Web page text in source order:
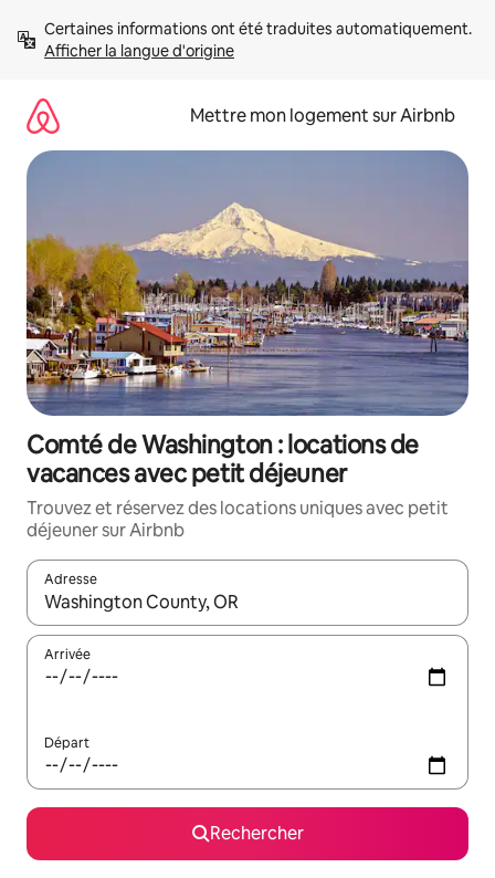
directement
Afficher la langue d'origine
Mettre mon logement sur Airbnb
Comté de Washington : locations de
vacances avec petit déjeuner
Trouvez et réservez des locations uniques avec petit
déjeuner sur Airbnb
Adresse
Lorsque les résultats s'affichent, utilisez les flèches vers le
Arrivée
Départ
Rechercher